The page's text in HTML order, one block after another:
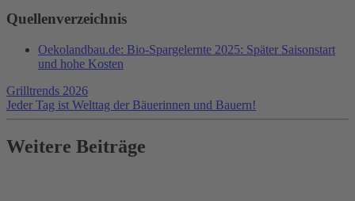
Quellenverzeichnis
Oekolandbau.de: Bio-Spargelernte 2025: Später Saisonstart
und hohe Kosten
Grilltrends 2026
Jeder Tag ist Welttag der Bäuerinnen und Bauern!
Weitere Beiträge